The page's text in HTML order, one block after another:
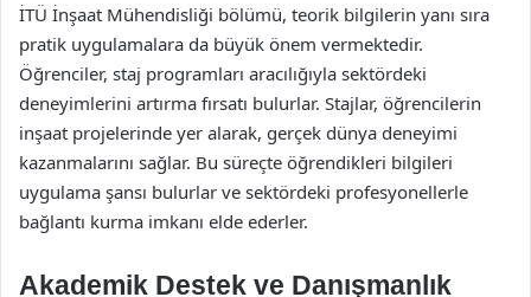
İTÜ İnşaat Mühendisliği bölümü, teorik bilgilerin yanı sıra
pratik uygulamalara da büyük önem vermektedir.
Öğrenciler, staj programları aracılığıyla sektördeki
deneyimlerini artırma fırsatı bulurlar. Stajlar, öğrencilerin
inşaat projelerinde yer alarak, gerçek dünya deneyimi
kazanmalarını sağlar. Bu süreçte öğrendikleri bilgileri
uygulama şansı bulurlar ve sektördeki profesyonellerle
bağlantı kurma imkanı elde ederler.
Akademik Destek ve Danışmanlık